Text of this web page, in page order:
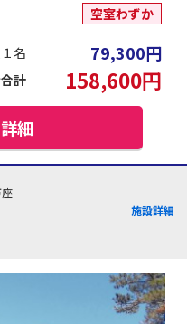
空室わずか
名 79,300円
計 158,600円
細
施設詳細